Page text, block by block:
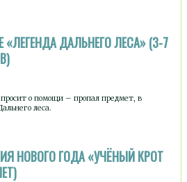
«ЛЕГЕНДА ДАЛЬНЕГО ЛЕСА» (3-7
о помощи – пропал предмет, в
леса.
НОВОГО ГОДА «УЧЁНЫЙ КРОТ